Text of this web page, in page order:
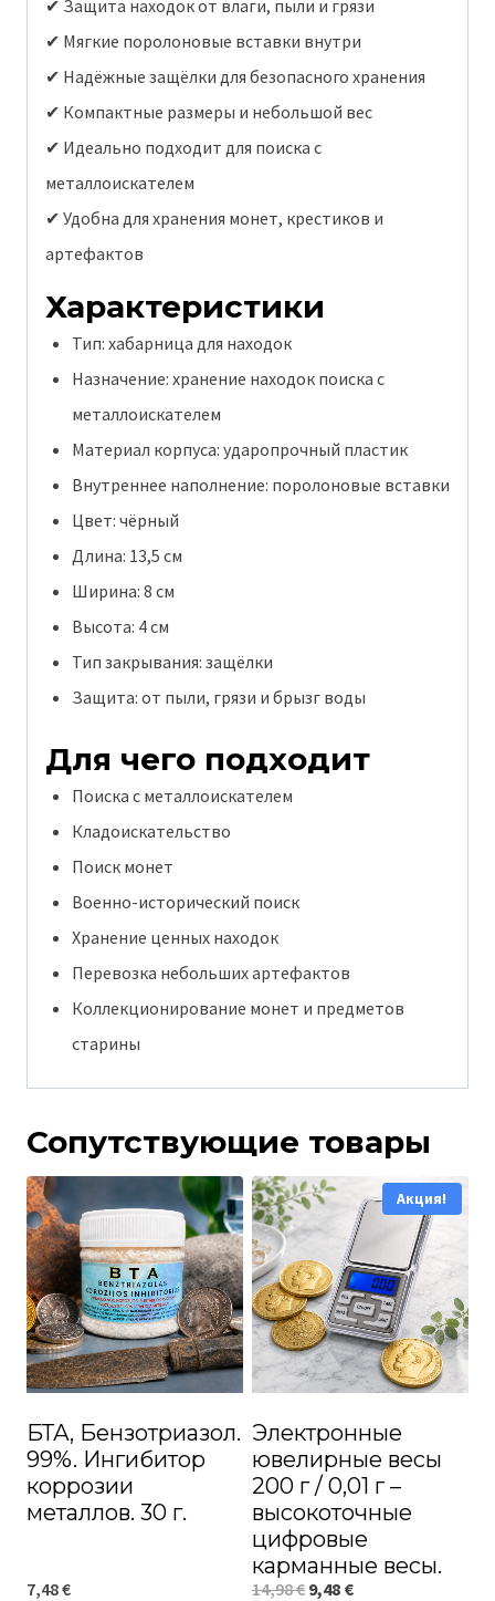
✔ Защита находок от влаги, пыли и грязи
✔ Мягкие поролоновые вставки внутри
✔ Надёжные защёлки для безопасного хранения
✔ Компактные размеры и небольшой вес
✔ Идеально подходит для поиска с
металлоискателем
✔ Удобна для хранения монет, крестиков и
артефактов
Характеристики
Тип: хабарница для находок
Назначение: хранение находок поиска с
металлоискателем
Материал корпуса: ударопрочный пластик
Внутреннее наполнение: поролоновые вставки
Цвет: чёрный
Длина: 13,5 см
Ширина: 8 см
Высота: 4 см
Тип закрывания: защёлки
Защита: от пыли, грязи и брызг воды
Для чего подходит
Поиска с металлоискателем
Кладоискательство
Поиск монет
Военно-исторический поиск
Хранение ценных находок
Перевозка небольших артефактов
Коллекционирование монет и предметов
старины
Сопутствующие товары
БТА, Бензотриазол.
99%. Ингибитор
коррозии
металлов. 30 г.
7,48€
Акция!
Электронные
ювелирные весы
200 г / 0,01 г –
высокоточные
цифровые
карманные весы.
14,98€ Первоначальная
9,48 €Текущая